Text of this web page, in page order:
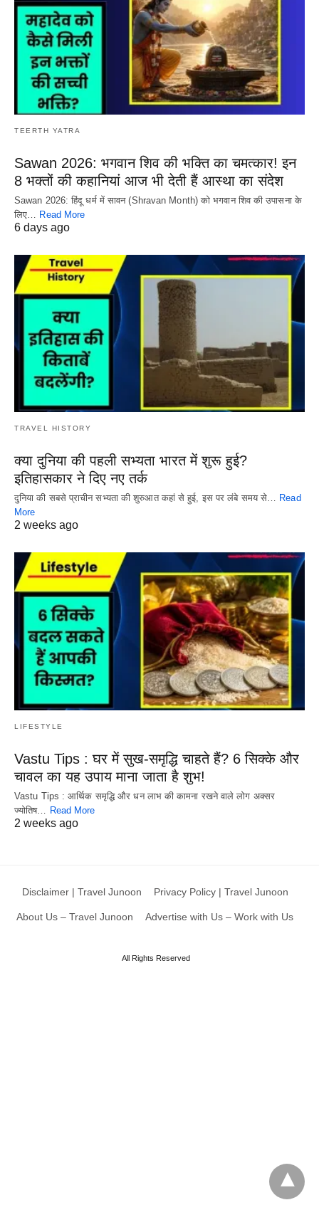
TEERTH YATRA
Sawan 2026: भगवान शिव की भक्ति का चमत्कार! इन
8 भक्तों की कहानियां आज भी देती हैं आस्था का संदेश
Sawan 2026: हिंदू धर्म में सावन (Shravan Month) को भगवान शिव की उपासना के
लिए… Read More
6 days ago
TRAVEL HISTORY
क्या दुनिया की पहली सभ्यता भारत में शुरू हुई?
इतिहासकार ने दिए नए तर्क
दुनिया की सबसे प्राचीन सभ्यता की शुरुआत कहां से हुई, इस पर लंबे समय से… Read
More
2 weeks ago
LIFESTYLE
Vastu Tips : घर में सुख-समृद्धि चाहते हैं? 6 सिक्के और
चावल का यह उपाय माना जाता है शुभ!
Vastu Tips : आर्थिक समृद्धि और धन लाभ की कामना रखने वाले लोग अक्सर
ज्योतिष… Read More
2 weeks ago
Disclaimer | Travel Junoon Privacy Policy | Travel Junoon
About Us – Travel Junoon Advertise with Us – Work with Us
All Rights Reserved